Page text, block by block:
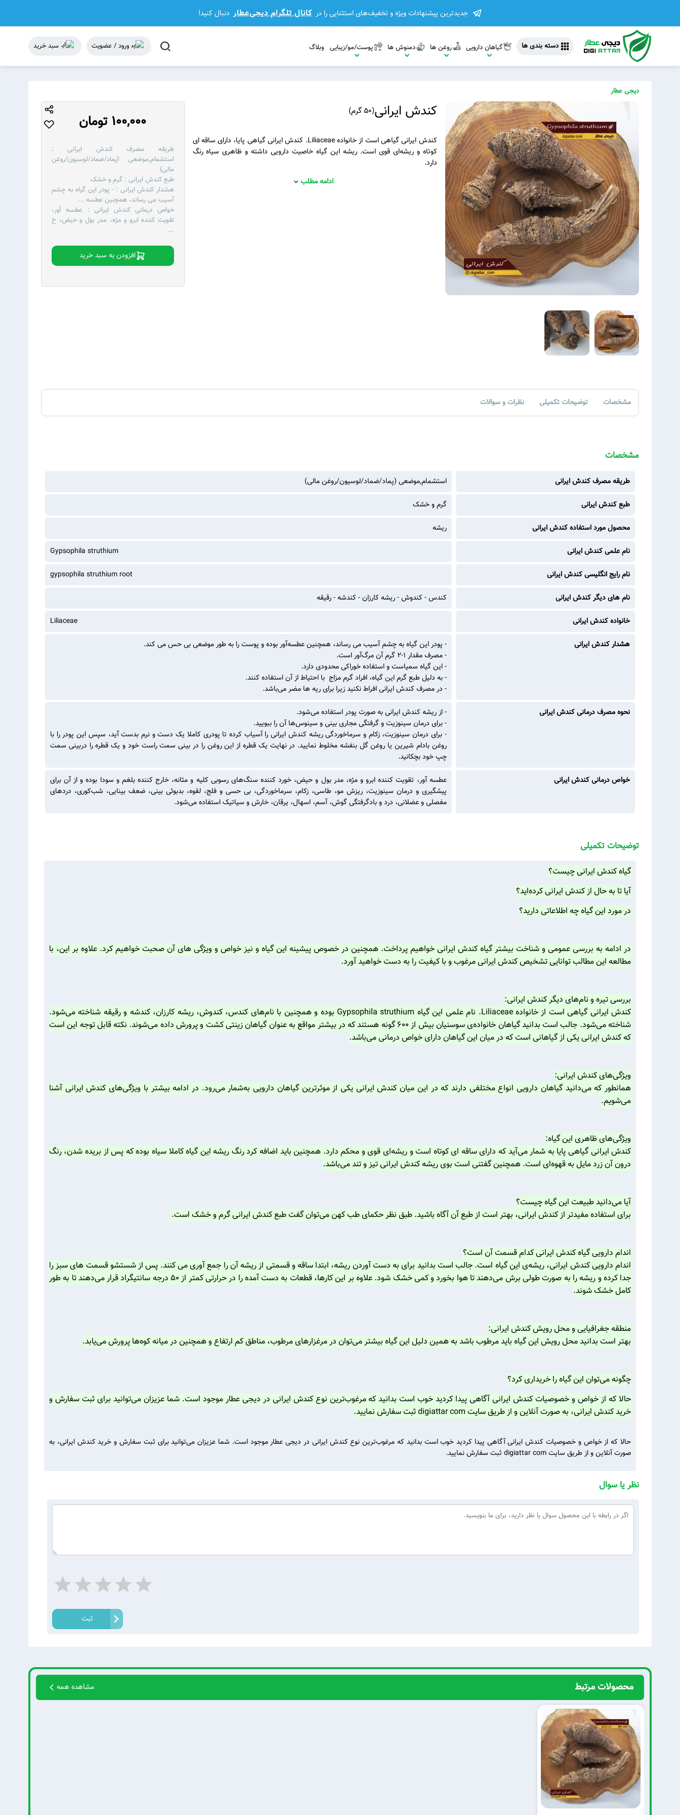
جدیدترین پیشنهادات ویژه و تخفیف‌های استثنایی را در کانال تلگرام دیجی‌عطار دنبال کنید!
دسته بندی ها گیاهان دارویی
مشاهده بیشتر
مشاهده بیشتر
روغن ها دمنوش ها پوست/مو/زیبایی
مشاهده بیشتر
وبلاگ ورود / عضویت سبد خرید
دیجی عطار
کندش ایرانی(50 گرم )
کندش ایرانی گیاهی است از خانواده Liliaceae. کندش ایرانی گیاهی پایا، دارای ساقه ای
کوتاه و ریشه‌ای قوی است. ریشه این گیاه خاصیت دارویی داشته و ظاهری سیاه رنگ
دارد.
ادامه مطلب
100,000 تومان
طریقه مصرف کندش ایرانی :
استشمام,موضعی (پماد/ضماد/لوسیون/روغن
مالی)
طبع کندش ایرانی :گرم و خشک
هشدار کندش ایرانی : - پودر این گیاه به چشم
آسیب می رساند، همچنین عطسه‌ ...
خواص درمانی کندش ایرانی : عطسه آور،
تقویت کننده ابرو و مژه، مدر بول و حیض، خ
...
افزودن به سبد خرید
مشخصات توضیحات تکمیلی نظرات و سوالات
مشخصات
طریقه مصرف کندش ایرانی استشمام,موضعی (پماد/ضماد/لوسیون/روغن مالی)
طبع کندش ایرانی گرم و خشک
محصول مورد استفاده کندش ایرانی ریشه
نام علمی کندش ایرانی Gypsophila struthium
نام رایج انگلیسی کندش ایرانی gypsophila struthium root
نام های دیگر کندش ایرانی کندس - کندوش - ریشه کارزان - کندشه - رقیقه
خانواده کندش ایرانی Liliaceae
هشدار کندش ایرانی
- پودر این گیاه به چشم آسیب می رساند، همچنین عطسه‌آور بوده و پوست را به طور موضعی بی حس می کند.
- مصرف مقدار 1-2 گرم آن مرگ‌آور است.
- این گیاه سمیاست و استفاده خوراکی محدودی دارد.
- به دلیل طبع گرم این گیاه، افراد گرم مزاج با احتیاط از آن استفاده کنند.
- در مصرف کندش ایرانی افراط نکنید زیرا برای ریه ها مضر می‌باشد.
نحوه مصرف درمانی کندش ایرانی
- از ریشه کندش ایرانی به صورت پودر استفاده می‌شود.
- برای درمان سینوزیت و گرفتگی مجاری بینی و سینوس‌ها آن را ببویید.
- برای درمان سینوزیت، زکام و سرماخوردگی ریشه کندش ایرانی را آسیاب کرده تا پودری کاملا یک دست و نرم بدست آید، سپس این پودر را با
روغن بادام شیرین یا روغن گل بنفشه مخلوط نمایید. در نهایت یک قطره از این روغن را در بینی سمت راست خود و یک قطره را دربینی سمت
چپ خود بچکانید.
خواص درمانی کندش ایرانی
عطسه آور، تقویت کننده ابرو و مژه، مدر بول و حیض، خورد کننده سنگ‌های رسوبی کلیه و مثانه، خارج کننده بلغم و سودا بوده و از آن برای
پیشگیری و درمان سینوزیت، ریزش مو، طاسی، زکام، سرما‌خوردگی، بی حسی و فلج، لقوه، بدبوئی بینی، ضعف بینایی، شب‌کوری، درد‌های
مفصلی و عضلانی، درد و بادگرفتگی گوش، آسم، اسهال، یرقان، خارش و سیاتیک استفاده می‌شود.
توضیحات تکمیلی
گیاه کندش ایرانی چیست؟
آیا تا به حال از کندش ایرانی کرده‌اید؟
در مورد این گیاه چه اطلاعاتی دارید؟
در ادامه به بررسی عمومی و شناخت بیشتر گیاه کندش ایرانی خواهیم پرداخت. همچنین در خصوص پیشینه این گیاه و نیز خواص و ویژگی های آن صحبت خواهیم کرد. علاوه بر این، با
مطالعه این مطالب توانایی تشخیص کندش ایرانی مرغوب و با کیفیت را به دست خواهید آورد.
بررسی تیره و نام‌های دیگر کندش ایرانی:
کندش ایرانی گیاهی است از خانواده Liliaceae. نام علمی این گیاه Gypsophila struthium بوده و همچنین با نام‌‌های کندس، کندوش، ریشه کارزان، کندشه و رقیقه شناخته می‌شود.
شناخته می‌شود. جالب است بدانید گیاهان خانواده‌ی سوسنیان بیش از ۶۰۰ گونه هستند که در بیشتر مواقع به عنوان گیاهان زینتی کشت و پرورش داده می‌شوند. نکته قابل توجه این است
که کندش ایرانی یکی از گیاهانی است که در میان این گیاهان دارای خواص درمانی می‌باشد.
ویژگی‌های کندش ایرانی:
همانطور که می‌دانید گیاهان دارویی انواع مختلفی دارند که در این میان کندش ایرانی یکی از موثرترین گیاهان دارویی به‌شمار می‌رود. در ادامه بیشتر با ویژگی‌های کندش ایرانی آشنا
‌می‌شویم.
ویژگی‌های ظاهری این گیاه:
کندش ایرانی گیاهی پایا به شمار می‌آید که دارای ساقه ای کوتاه است و ریشه‌ای قوی و محکم دارد. همچنین باید اضافه کرد رنگ ریشه این گیاه کاملا سیاه بوده که پس از بریده شدن، رنگ
درون آن زرد مایل به قهوه‌ای است. همچنین گفتنی است بوی ریشه کندش ایرانی تیز و تند می‌باشد.
آیا می‌دانید طبیعت این گیاه چیست؟
برای استفاده مفیدتر از کندش ایرانی، بهتر است از طبع آن آگاه باشید. طبق نظر حکمای طب کهن می‌توان گفت طبع کندش ایرانی گرم و خشک است.
اندام دارویی گیاه کندش ایرانی کدام قسمت آن است؟
اندام دارویی کندش ایرانی، ریشه‌ی این گیاه است. جالب است بدانید برای به دست آوردن ریشه، ابتدا ساقه و قسمتی از ریشه آن را جمع آوری می کنند. پس از شستشو قسمت های سبز را
جدا کرده و ریشه را به صورت طولی برش می‌دهند تا هوا بخورد و کمی خشک شود. علاوه بر این کارها، قطعات به دست آمده را در حرارتی کمتر از ۵۰ درجه سانتیگراد قرار می‌دهند تا به طور
کامل خشک شوند.
منطقه جغرافیایی و محل رویش کندش ایرانی:
بهتر است بدانید محل رویش این گیاه باید مرطوب باشد به ‌همین دلیل این گیاه بیشتر می‌توان در مرغزار‌های مرطوب، مناطق کم ارتفاع و همچنین در میانه کوه‌ها پرورش می‌یابد.
چگونه می‌توان این گیاه را خریداری کرد؟
حالا که از خواص و خصوصیات کندش ایرانی آگاهی پیدا کردید خوب است بدانید که مرغوب‌ترین نوع کندش ایرانی در دیجی عطار موجود است. شما عزیزان می‌توانید برای ثبت سفارش و
خرید کندش ایرانی، به صورت آنلاین و از طریق سایت digiattar com ثبت سفارش نمایید.
حالا که از خواص و خصوصیات کندش ایرانی آگاهی پیدا کردید خوب است بدانید که مرغوب‌ترین نوع کندش ایرانی در دیجی عطار موجود است. شما عزیزان می‌توانید برای ثبت سفارش و خرید کندش ایرانی، به
صورت آنلاین و از طریق سایت digiattar com ثبت سفارش نمایید.
نظر یا سوال
ثبت
محصولات مرتبط مشاهده همه